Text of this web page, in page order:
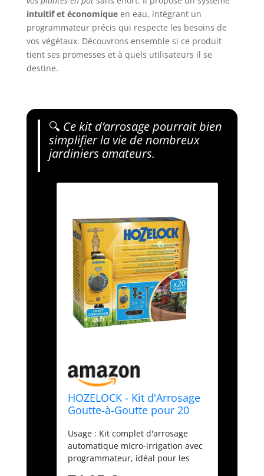
intuitif et économiqueen eau, intégrant un
programmateur précis qui respecte les besoins de
vos végétaux. Découvrons ensemble si ce produit
tient ses promesses et à quels utilisateurs il se
destine.
🔍 Ce kit d’arrosage pourrait bien
simplifier la vie de nombreux
jardiniers amateurs.
HOZELOCK - Kit d'Arrosage
Goutte-à-Goutte pour 20
Complet avec son
Programmateur Select
Controller, Idéal pour
Plantes en Pot, Arrosage
Usage : Kit complet d'arrosage
automatique micro-irrigation avec
programmateur, idéal pour les